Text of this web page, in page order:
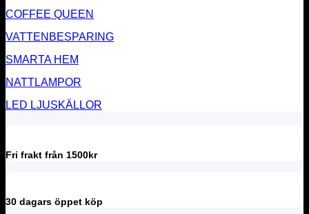
COFFEE QUEEN
VATTENBESPARING
SMARTA HEM
NATTLAMPOR
LED LJUSKÄLLOR
Fri frakt från 1500kr
30 dagars öppet köp